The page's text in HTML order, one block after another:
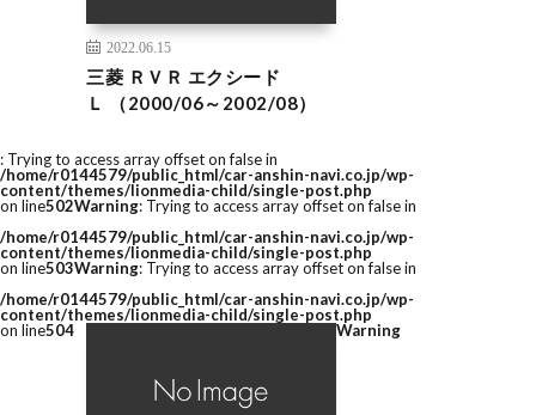
2022.06.15
三菱 ＲＶＲ エクシード
Ｌ （2000/06～2002/08）
: Trying to access array offset on false in
/home/r0144579/public_html/car-anshin-navi.co.jp/wp-
content/themes/lionmedia-child/single-post.php
on line502Warning: Trying to access array offset on false in
/home/r0144579/public_html/car-anshin-navi.co.jp/wp-
content/themes/lionmedia-child/single-post.php
on line503Warning: Trying to access array offset on false in
/home/r0144579/public_html/car-anshin-navi.co.jp/wp-
content/themes/lionmedia-child/single-post.php
on line504 Warning